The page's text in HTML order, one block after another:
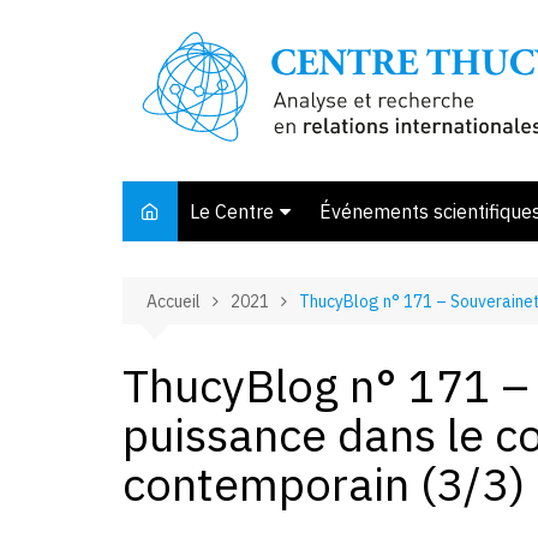
Le Centre
Membres et associés
Bibliothèque
Offre de stage
Événements
Accueil 2021 ThucyBlog n° 171 –
ThucyBlog n° 171
puissance dans le
contemporain (3/3)